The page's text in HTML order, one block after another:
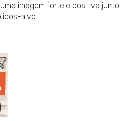
imagem forte e positiva junto
alvo.